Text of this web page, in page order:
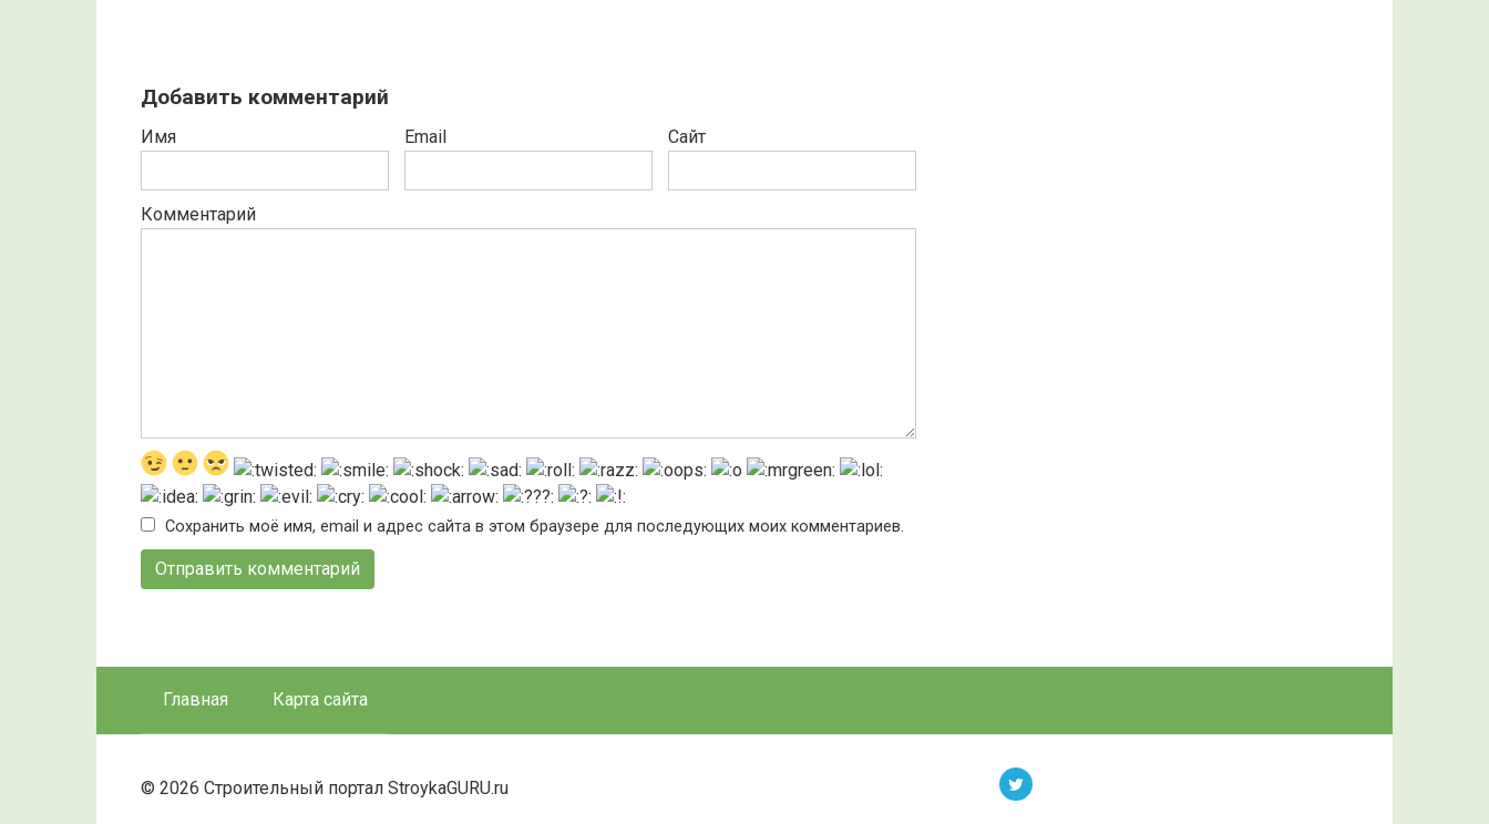
Добавить комментарий
Имя Email Сайт
Комментарий
Сохранить моё имя, email и адрес сайта в этом браузере для последующих моих комментариев.
Главная Карта сайта
© 2026 Строительный портал StroykaGURU.ru